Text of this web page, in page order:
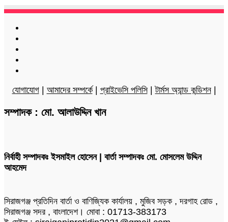
যোগাযোগ| আমাদের সম্পর্কে| প্রাইভেসি পলিসি|টার্মস অ্যান্ড কন্ডিশন|
সম্পাদক : মো. আলাউদ্দিন খান
নির্বাহী সম্পাদকঃ ইসমাইল হোসেন | বার্তা সম্পাদকঃ মো. মোসলেম উদ্দিন
আহমেদ
সিরাজগঞ্জ প্রতিদিন বার্তা ও বাণিজ্যিক কার্যালয় , মুজিব সড়ক , দরগাহ রোড ,
সিরাজগঞ্জ সদর , বাংলাদেশ। মোবা : 01713-383173